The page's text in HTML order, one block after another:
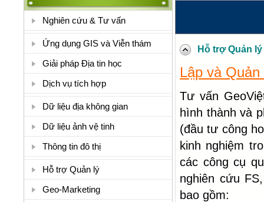
Nghiên cứu & Tư vấn
Ứng dụng GIS và Viễn thám
Giải pháp Địa tin học
Dịch vụ tích hợp
Dữ liệu địa không gian
Dữ liệu ảnh vệ tinh
Thông tin đô thị
Hỗ trợ Quản lý
Geo-Marketing
Hỗ trợ Quản lý
Lập và
Tư vấn
hình thành và
(đầu tư công
kinh nghiệm
các công cụ
nghiên cứu
bao gồm: